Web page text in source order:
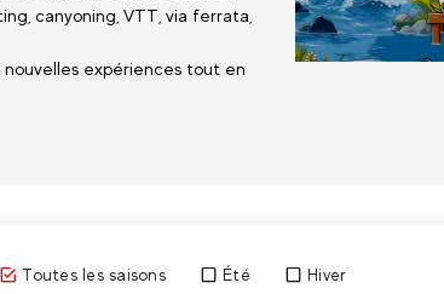
canyoning, VTT, via ferrata,
nouvelles expériences tout en
Toutes les saisons Été Hiver